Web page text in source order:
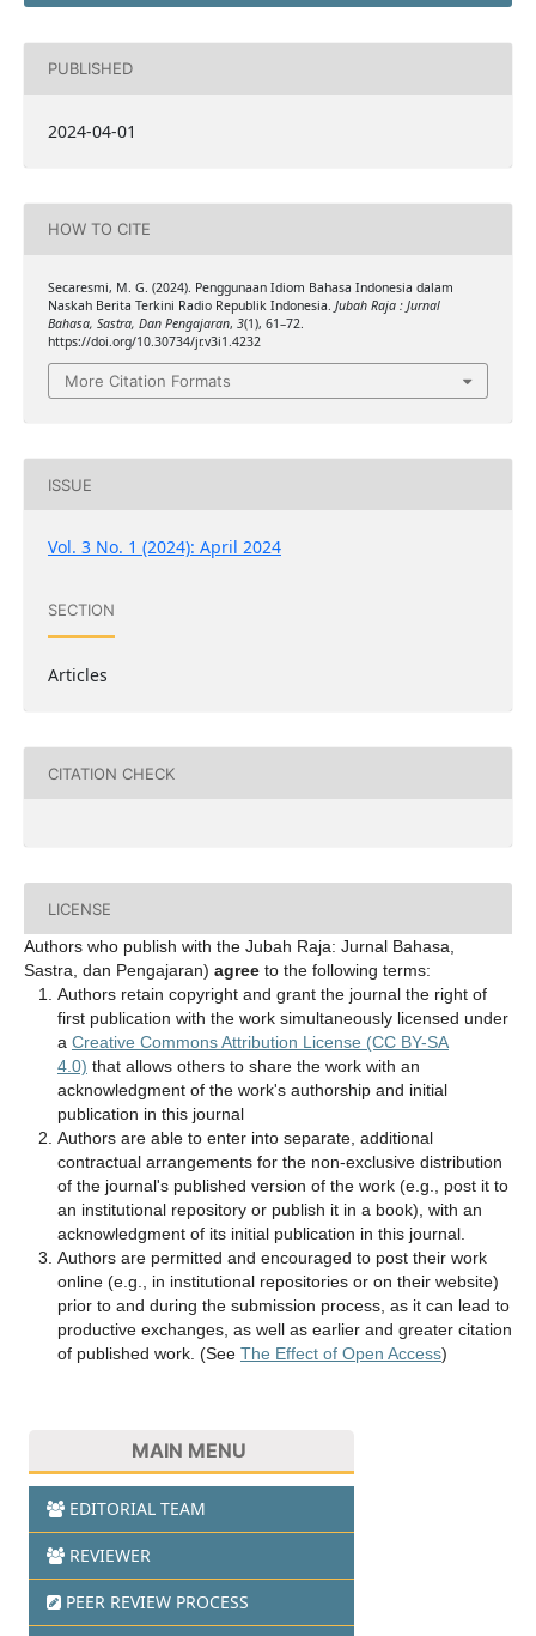
PUBLISHED
2024-04-01
HOW TO CITE
Secaresmi, M. G. (2024). Penggunaan Idiom Bahasa Indonesia dalam
Naskah Berita Terkini Radio Republik Indonesia. Jubah Raja : Jurnal
Bahasa, Sastra, Dan Pengajaran, 3(1), 61–72.
https://doi.org/10.30734/jr.v3i1.4232
More Citation Formats
ISSUE
Vol. 3 No. 1 (2024): April 2024
SECTION
Articles
CITATION CHECK
LICENSE
Authors who publish with the Jubah Raja: Jurnal Bahasa,
Sastra, dan Pengajaran) agreeto the following terms:
Authors retain copyright and grant the journal the right of
first publication with the work simultaneously licensed under
a Creative Commons Attribution License (CC BY-SA
4.0) that allows others to share the work with an
acknowledgment of the work's authorship and initial
publication in this journal
Authors are able to enter into separate, additional
contractual arrangements for the non-exclusive distribution
of the journal's published version of the work (e.g., post it to
an institutional repository or publish it in a book), with an
acknowledgment of its initial publication in this journal.
Authors are permitted and encouraged to post their work
online (e.g., in institutional repositories or on their website)
prior to and during the submission process, as it can lead to
productive exchanges, as well as earlier and greater citation
of published work. (See The Effect of Open Access)
MAIN MENU
EDITORIAL TEAM
REVIEWER
PEER REVIEW PROCESS